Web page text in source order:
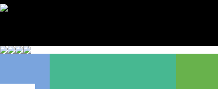
항온수조